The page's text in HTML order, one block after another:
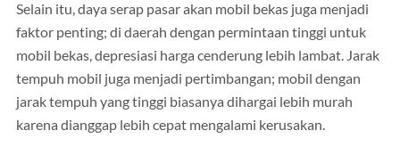
Selain itu, daya serap pasar akan mobil bekas juga menjadi
faktor penting; di daerah dengan permintaan tinggi untuk
mobil bekas, depresiasi harga cenderung lebih lambat. Jarak
tempuh mobil juga menjadi pertimbangan; mobil dengan
jarak tempuh yang tinggi biasanya dihargai lebih murah
karena dianggap lebih cepat mengalami kerusakan.